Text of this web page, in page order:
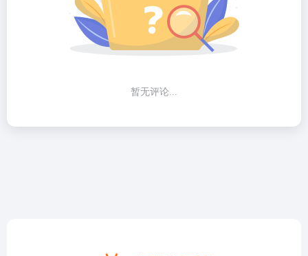
暂无评论...